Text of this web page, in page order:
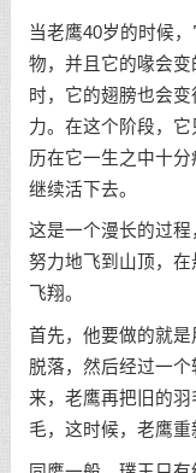
当老鹰40岁的时候
物，并且它的喙会
时，它的翅膀也会
力。在这个阶段，
历在它一生之中十
继续活下去。
这是一个漫长的过
努力地飞到山顶，
飞翔。
首先，他要做的就
脱落，然后经过一
来，老鹰再把旧的
毛，这时候，老鹰重